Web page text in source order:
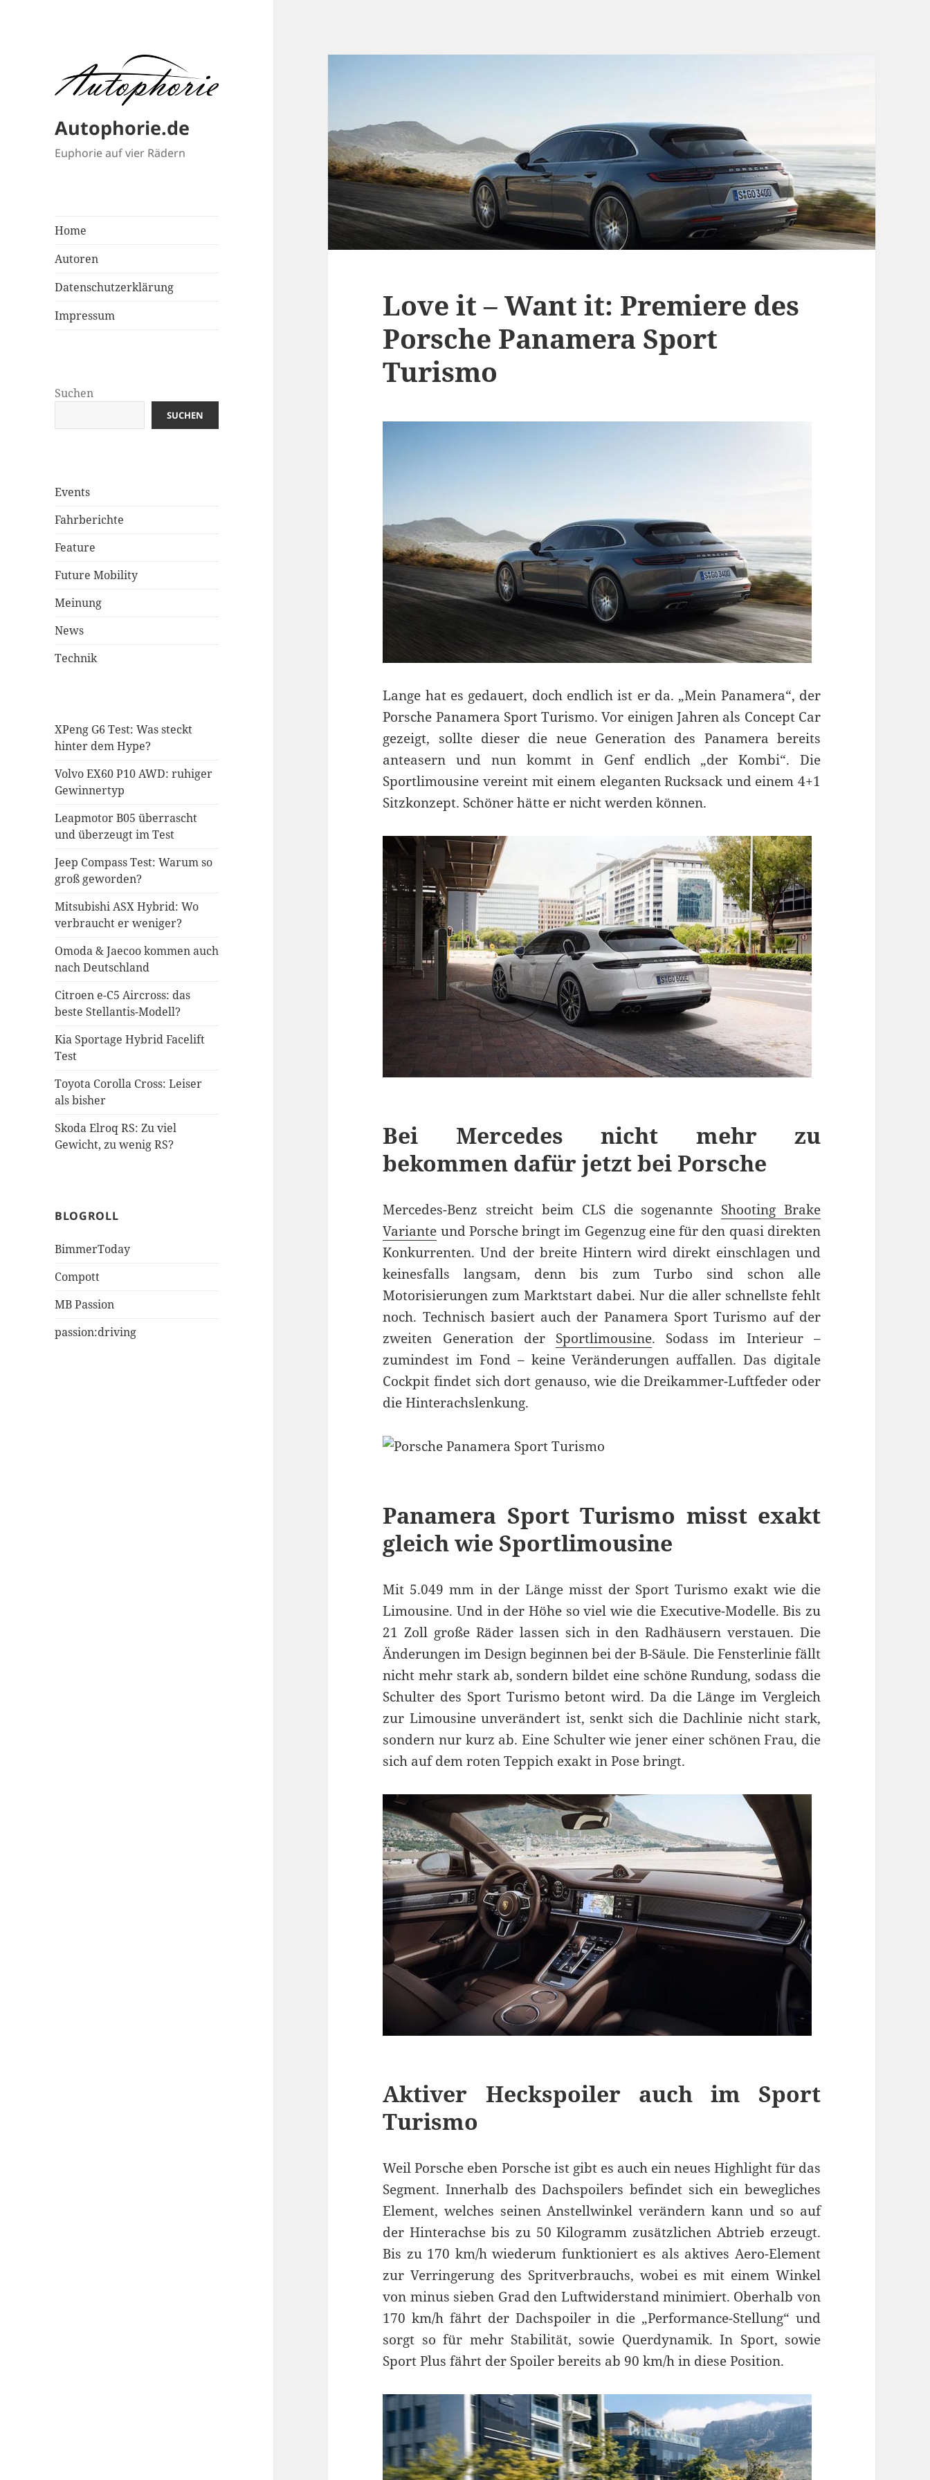
Autophorie.de
Euphorie auf vier Rädern
Home
Autoren
Datenschutzerklärung
Impressum
Suchen
SUCHEN
Events
Fahrberichte
Feature
Future Mobility
Meinung
News
Technik
XPeng G6 Test: Was steckt
hinter dem Hype?
Volvo EX60 P10 AWD: ruhiger
Gewinnertyp
Leapmotor B05 überrascht
und überzeugt im Test
Jeep Compass Test: Warum so
groß geworden?
Mitsubishi ASX Hybrid: Wo
verbraucht er weniger?
Omoda & Jaecoo kommen auch
nach Deutschland
Citroen e-C5 Aircross: das
beste Stellantis-Modell?
Kia Sportage Hybrid Facelift
Test
Toyota Corolla Cross: Leiser
als bisher
Skoda Elroq RS: Zu viel
Gewicht, zu wenig RS?
BLOGROLL
BimmerToday
Compott
MB Passion
passion:driving
Love it – Want it: Premiere des
Porsche Panamera Sport
Turismo
Lange hat es gedauert, doch endlich ist er da. „Mein Panamera“, der
Porsche Panamera Sport Turismo. Vor einigen Jahren als Concept Car
gezeigt, sollte dieser die neue Generation des Panamera bereits
anteasern und nun kommt in Genf endlich „der Kombi“. Die
Sportlimousine vereint mit einem eleganten Rucksack und einem 4+1
Sitzkonzept. Schöner hätte er nicht werden können.
Bei Mercedes nicht mehr zu
bekommen dafür jetzt bei Porsche
Mercedes-Benz streicht beim CLS die sogenannte Shooting Brake
Variante und Porsche bringt im Gegenzug eine für den quasi direkten
Konkurrenten. Und der breite Hintern wird direkt einschlagen und
keinesfalls langsam, denn bis zum Turbo sind schon alle
Motorisierungen zum Marktstart dabei. Nur die aller schnellste fehlt
noch. Technisch basiert auch der Panamera Sport Turismo auf der
zweiten Generation der Sportlimousine. Sodass im Interieur –
zumindest im Fond – keine Veränderungen auffallen. Das digitale
Cockpit findet sich dort genauso, wie die Dreikammer-Luftfeder oder
die Hinterachslenkung.
Panamera Sport Turismo misst exakt
gleich wie Sportlimousine
Mit 5.049 mm in der Länge misst der Sport Turismo exakt wie die
Limousine. Und in der Höhe so viel wie die Executive-Modelle. Bis zu
21 Zoll große Räder lassen sich in den Radhäusern verstauen. Die
Änderungen im Design beginnen bei der B-Säule. Die Fensterlinie fällt
nicht mehr stark ab, sondern bildet eine schöne Rundung, sodass die
Schulter des Sport Turismo betont wird. Da die Länge im Vergleich
zur Limousine unverändert ist, senkt sich die Dachlinie nicht stark,
sondern nur kurz ab. Eine Schulter wie jener einer schönen Frau, die
sich auf dem roten Teppich exakt in Pose bringt.
Aktiver Heckspoiler auch im Sport
Turismo
Weil Porsche eben Porsche ist gibt es auch ein neues Highlight für das
Segment. Innerhalb des Dachspoilers befindet sich ein bewegliches
Element, welches seinen Anstellwinkel verändern kann und so auf
der Hinterachse bis zu 50 Kilogramm zusätzlichen Abtrieb erzeugt.
Bis zu 170 km/h wiederum funktioniert es als aktives Aero-Element
zur Verringerung des Spritverbrauchs, wobei es mit einem Winkel
von minus sieben Grad den Luftwiderstand minimiert. Oberhalb von
170 km/h fährt der Dachspoiler in die „Performance-Stellung“ und
sorgt so für mehr Stabilität, sowie Querdynamik. In Sport, sowie
Sport Plus fährt der Spoiler bereits ab 90 km/h in diese Position.